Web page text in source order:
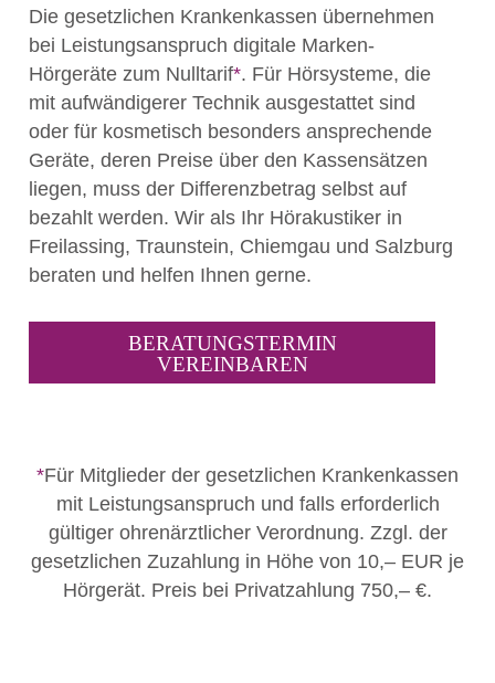
Die gesetzlichen Krankenkassen übernehmen
bei Leistungsanspruch digitale Marken-
Hörgeräte zum Nulltarif*. Für Hörsysteme, die
mit aufwändigerer Technik ausgestattet sind
oder für kosmetisch besonders ansprechende
Geräte, deren Preise über den Kassensätzen
liegen, muss der Differenzbetrag selbst auf
bezahlt werden. Wir als Ihr Hörakustiker in
Freilassing, Traunstein, Chiemgau und Salzburg
beraten und helfen Ihnen gerne.
BERATUNGSTERMIN
VEREINBAREN
*Für Mitglieder der gesetzlichen Krankenkassen
mit Leistungsanspruch und falls erforderlich
gültiger ohrenärztlicher Verordnung. Zzgl. der
gesetzlichen Zuzahlung in Höhe von 10,– EUR je
Hörgerät. Preis bei Privatzahlung 750,– €.